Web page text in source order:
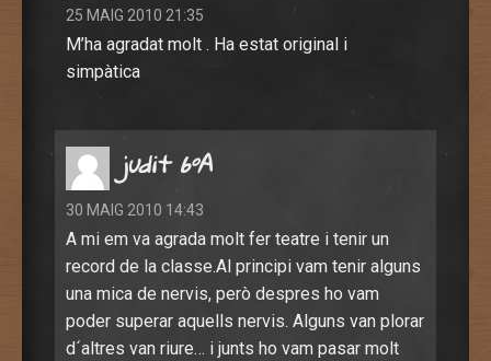
25 MAIG 2010 21:35
M’ha agradat molt . Ha estat original i
simpàtica
judit 6ºA
30 MAIG 2010 14:43
A mi em va agrada molt fer teatre i tenir un
record de la classe.Al principi vam tenir alguns
una mica de nervis, però despres ho vam
poder superar aquells nervis. Alguns van plorar
d´altres van riure… i junts ho vam pasar molt